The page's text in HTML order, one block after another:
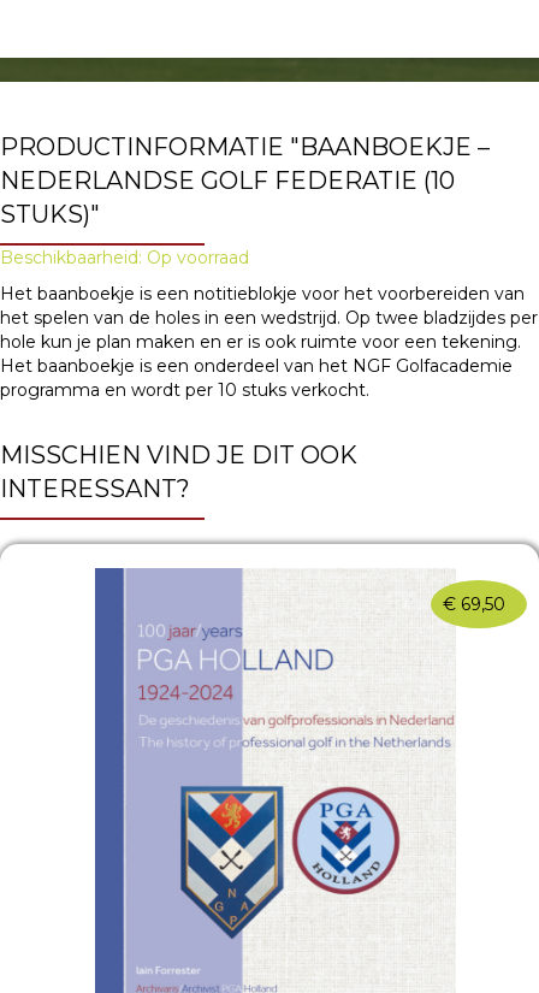
PRODUCTINFORMATIE "BAANBOEKJE –
NEDERLANDSE GOLF FEDERATIE (10
STUKS)"
Beschikbaarheid: Op voorraad
Het baanboekje is een notitieblokje voor het voorbereiden van
het spelen van de holes in een wedstrijd. Op twee bladzijdes per
hole kun je plan maken en er is ook ruimte voor een tekening.
Het baanboekje is een onderdeel van het NGF Golfacademie
programma en wordt per 10 stuks verkocht.
MISSCHIEN VIND JE DIT OOK
INTERESSANT?
€ 69,50